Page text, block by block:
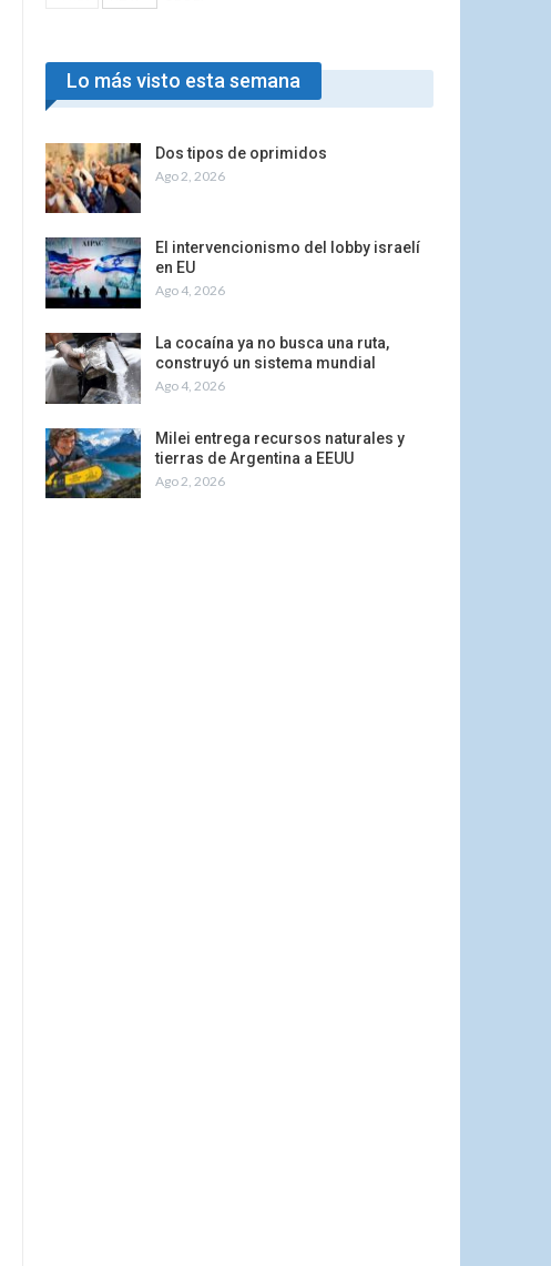
Lo más visto esta semana
Dos tipos de oprimidos
Ago 2, 2026
El intervencionismo del lobby israelí
en EU
Ago 4, 2026
La cocaína ya no busca una ruta,
construyó un sistema mundial
Ago 4, 2026
Milei entrega recursos naturales y
tierras de Argentina a EEUU
Ago 2, 2026